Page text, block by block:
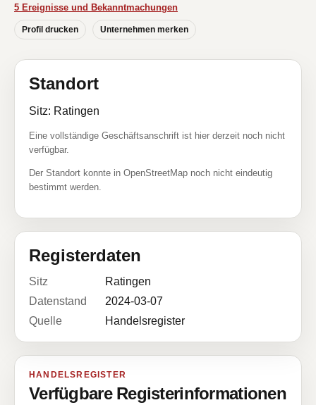
5 Ereignisse und Bekanntmachungen
Profil drucken Unternehmen merken
Standort
Sitz: Ratingen
Eine vollständige Geschäftsanschrift ist hier derzeit noch nicht
verfügbar.
Der Standort konnte in OpenStreetMap noch nicht eindeutig
bestimmt werden.
Registerdaten
Sitz
Ratingen
Datenstand
2024-03-07
Quelle
Handelsregister
HANDELSREGISTER
Verfügbare Registerinformationen